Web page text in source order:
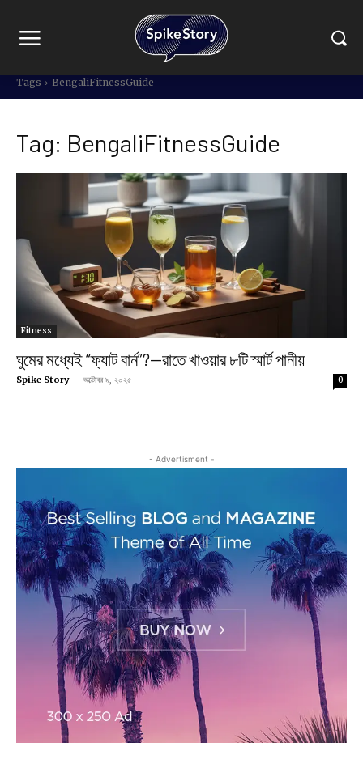
Tags BengaliFitnessGuide
Tag: BengaliFitnessGuide
Fitness
ঘুমের মধ্যেই “ফ্যাট বার্ন”?—রাতে খাওয়ার ৮টি স্মার্ট পানীয়
Spike Story - অক্টোবর ৯, ২০২৫ 0
- Advertisment -